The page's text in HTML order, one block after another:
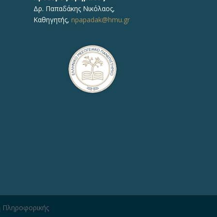
Δρ. Παπαδάκης Νικόλαος,
Καθηγητής, npapadak@hmu.gr